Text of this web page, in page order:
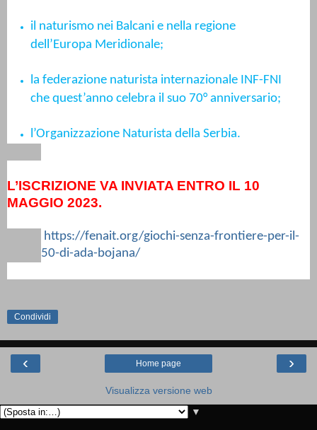
il naturismo nei Balcani e nella regione
dell’Europa Meridionale;
la federazione naturista internazionale INF-FNI
che quest’anno celebra il suo 70° anniversario;
l’Organizzazione Naturista della Serbia.
L’ISCRIZIONE VA INVIATA ENTRO IL 10
MAGGIO 2023.
https://fenait.org/giochi-senza-frontiere-per-il-
50-di-ada-bojana/
Condividi
‹ ›
Home page
Visualizza versione web
▼